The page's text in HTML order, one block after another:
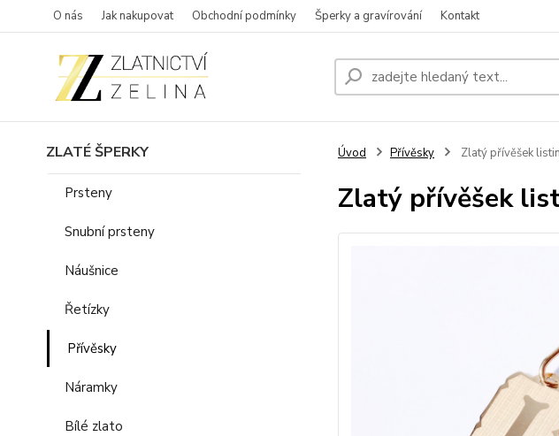
O nás Jak nakupovat Obchodní podmínky Šperky a gravírování Kontakt
ZLATÉ ŠPERKY
Prsteny
Snubní prsteny
Náušnice
Řetízky
Přívěsky
Náramky
Bílé zlato
Úvod Přívěsky Zlatý přívěšek
Zlatý přívěšek